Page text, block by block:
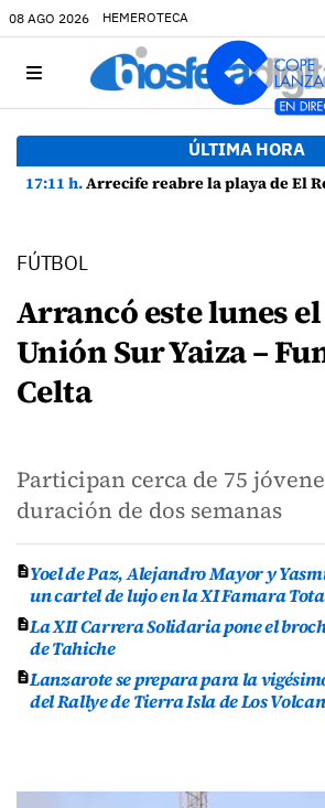
08 AGO 2026 HEMEROTECA
ÚLTIMA HORA
17:11 h.Arrecife reabre la playa de El Reducto con las últimas analíticas mostrando
FÚTBOL
Arrancó este lunes
Unión Sur Yaiza –
Celta
Participan cerca de 75
duración de dos semanas
Yoel de Paz, Alejandro Mayor y
un cartel de lujo en la XI Famara
La XII Carrera Solidaria pone el
de Tahiche
Lanzarote se prepara para la
del Rallye de Tierra Isla de Los